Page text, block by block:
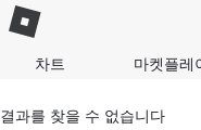
차트 마켓플레
결과를 찾을 수 없습니다